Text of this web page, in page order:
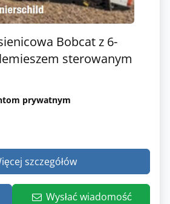
Bobcat z 6-
sterowanym
prywatnym
szczegółów
Wysłać wiadomość